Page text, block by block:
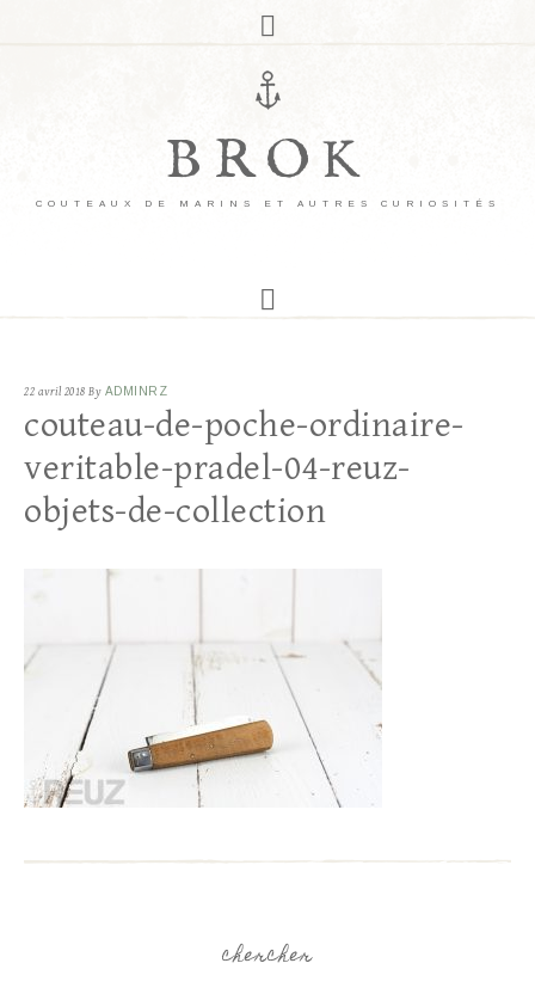
BROK
COUTEAUX DE MARINS ET AUTRES CURIOSITÉS
22 avril 2018 By ADMINRZ
couteau-de-poche-ordinaire-
veritable-pradel-04-reuz-
objets-de-collection
chercher